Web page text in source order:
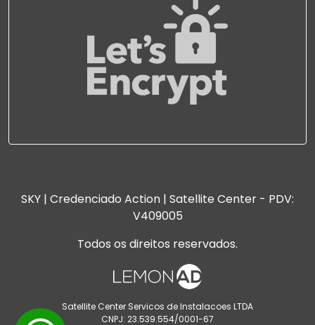
SKY | Credenciado Action | Satellite Center - PDV:
V409005
Todos os direitos reservados.
Satellite Center Servicos de Instalacoes LTDA
CNPJ: 23.539.554/0001-67